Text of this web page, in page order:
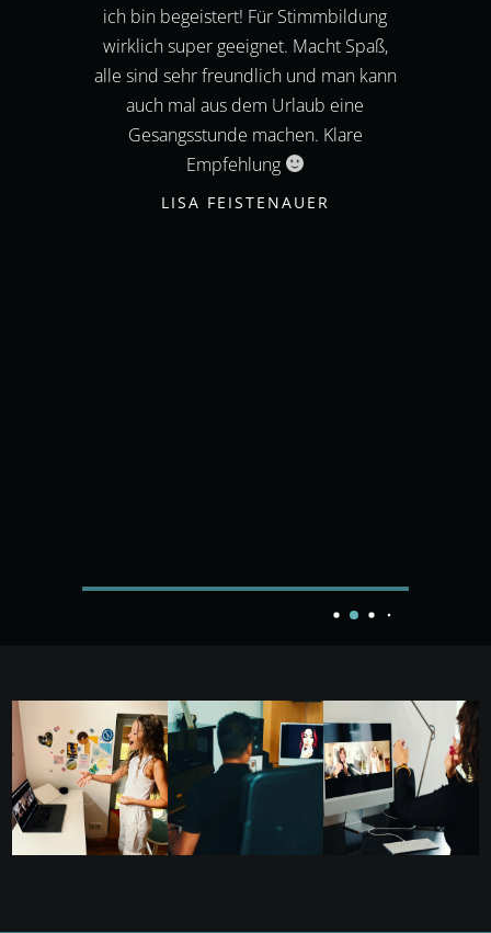
ich bin begeistert! Für Stimmbildung
wirklich super geeignet. Macht Spaß,
alle sind sehr freundlich und man kann
auch mal aus dem Urlaub eine
Gesangsstunde machen. Klare
Empfehlung
LISA FEISTENAUER